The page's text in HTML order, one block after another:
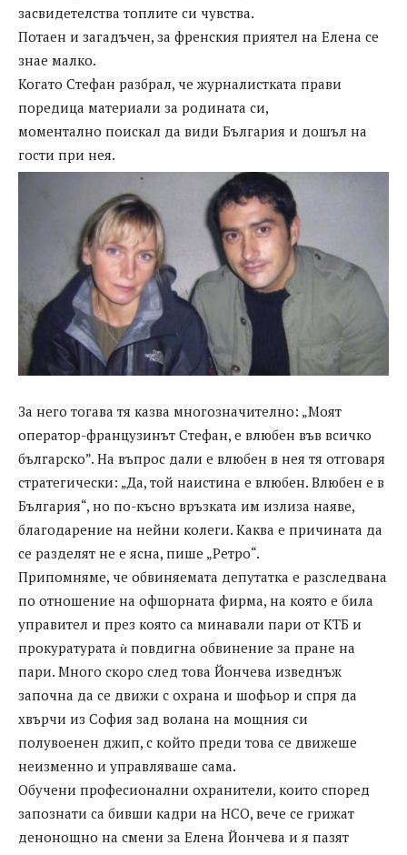
засвидетелства топлите си чувства.
Потаен и загадъчен, за френския приятел на Елена се
знае малко.
Когато Стефан разбрал, че журналистката прави
поредица материали за родината си,
моментално поискал да види България и дошъл на
гости при нея.
За него тогава тя казва многозначително: „Моят
оператор-французинът Стефан, е влюбен във всичко
българско”. На въпрос дали е влюбен в нея тя отговаря
стратегически: „Да, той наистина е влюбен. Влюбен е в
България“, но по-късно връзката им излиза наяве,
благодарение на нейни колеги. Каква е причината да
се разделят не е ясна, пише „Ретро“.
Припомняме, че обвиняемата депутатка е разследвана
по отношение на офшорната фирма, на която е била
управител и през която са минавали пари от КТБ и
прокуратурата ѝ повдигна обвинение за пране на
пари. Много скоро след това Йончева изведнъж
започна да се движи с охрана и шофьор и спря да
хвърчи из София зад волана на мощния си
полувоенен джип, с който преди това се движеше
неизменно и управляваше сама.
Обучени професионални охранители, които според
запознати са бивши кадри на НСО, вече се грижат
денонощно на смени за Елена Йончева и я пазят